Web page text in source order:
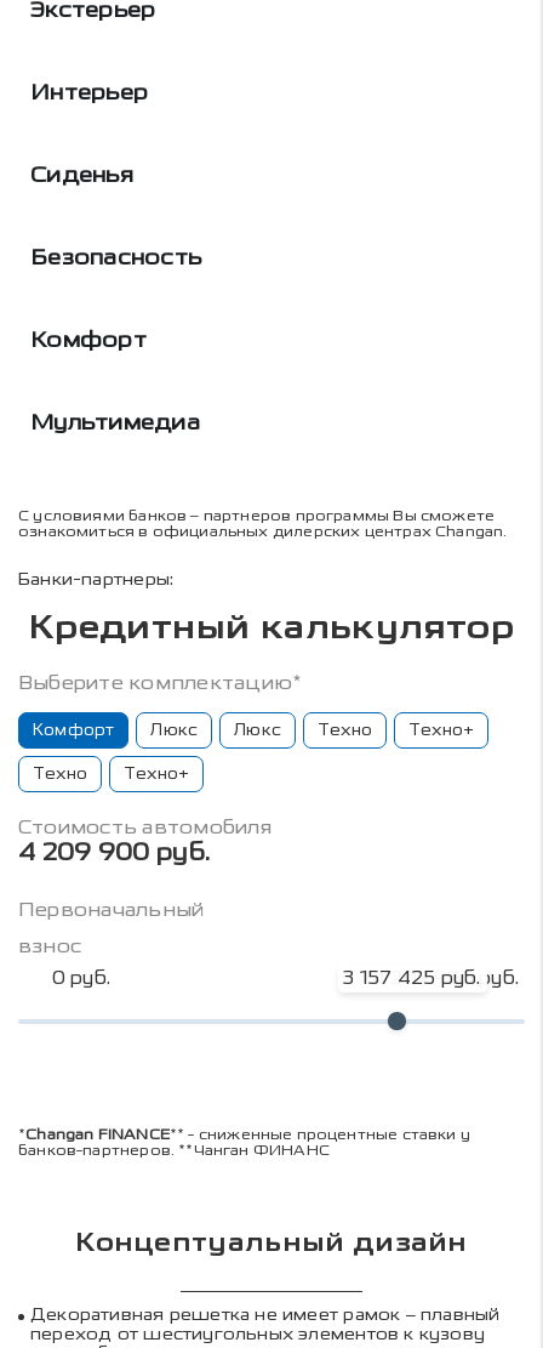
Экстерьер
Интерьер
Сиденья
Безопасность
Комфорт
Мультимедиа
С условиями банков – партнеров программы Вы сможете
ознакомиться в официальных дилерских центрах Changan.
Банки-партнеры:
Кредитный калькулятор
Выберите комплектацию*
Комфорт Люкс Люкс Техно Техно+
Техно Техно+
Стоимость автомобиля
4 209 900 руб.
Первоначальный
взнос
0 руб. 3 157 425 руб.
4 209 900 руб.
*Changan FINANCE** - сниженные процентные ставки у
банков-партнеров. **Чанган ФИНАНС
Концептуальный дизайн
Декоративная решетка не имеет рамок – плавный
переход от шестиугольных элементов к кузову